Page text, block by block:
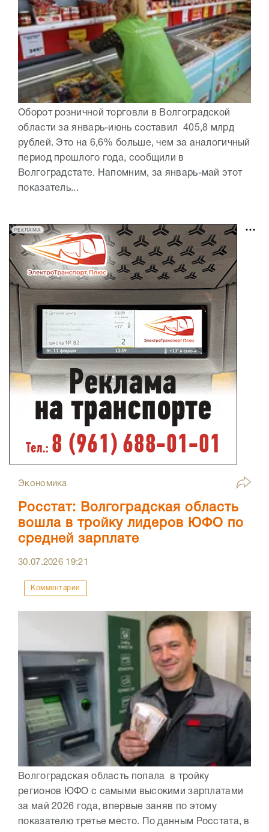
Оборот розничной торговли в Волгоградской
области за январь-июнь составил 405,8 млрд
рублей. Это на 6,6% больше, чем за аналогичный
период прошлого года, сообщили в
Волгоградстате. Напомним, за январь-май этот
показатель...
РЕКЛАМА
Экономика
Росстат: Волгоградская область
вошла в тройку лидеров ЮФО по
средней зарплате
30.07.2026 19:21
Комментарии
Волгоградская область попала в тройку
регионов ЮФО с самыми высокими зарплатами
за май 2026 года, впервые заняв по этому
показателю третье место. По данным Росстата, в